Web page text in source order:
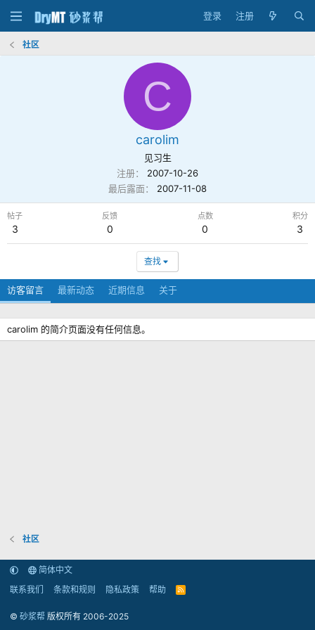
登录 注册
社区
C
carolim
见习生
注册
2007-10-26
最后露面
2007-11-08
帖子
3
反馈
0
点数
0
积分
3
查找
访客留言 最新动态 近期信息 关于
carolim 的简介页面没有任何信息。
社区
简体中文
联系我们
条款和规则 隐私政策 帮助
R
© 砂浆帮 版权所有 2006-2025